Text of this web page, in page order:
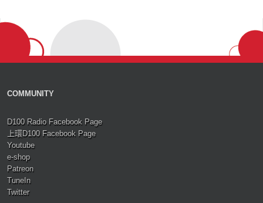
COMMUNITY
D100 Radio Facebook Page
上環D100 Facebook Page
Youtube
e-shop
Patreon
TuneIn
Twitter